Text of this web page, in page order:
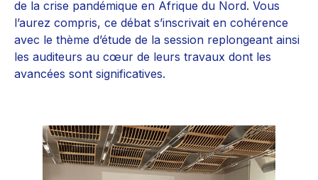
de la crise pandémique en Afrique du Nord. Vous
l’aurez compris, ce débat s’inscrivait en cohérence
avec le thème d’étude de la session replongeant ainsi
les auditeurs au cœur de leurs travaux dont les
avancées sont significatives.